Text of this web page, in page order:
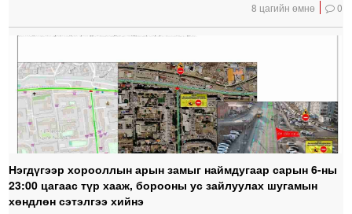
8 цагийн өмнө 0
Нэгдүгээр хорооллын арын замыг наймдугаар сарын 6-ны
23:00 цагаас түр хааж, борооны ус зайлуулах шугамын
хөндлөн сэтэлгээ хийнэ